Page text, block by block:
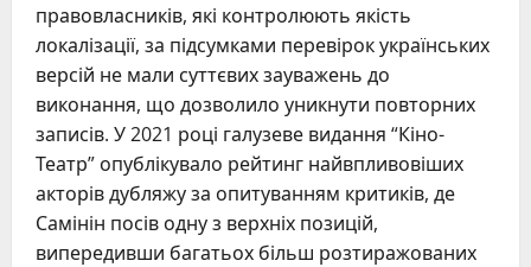
правовласників, які контролюють якість
локалізації, за підсумками перевірок українських
версій не мали суттєвих зауважень до
виконання, що дозволило уникнути повторних
записів. У 2021 році галузеве видання “Кіно-
Театр” опублікувало рейтинг найвпливовіших
акторів дубляжу за опитуванням критиків, де
Самінін посів одну з верхніх позицій,
випередивши багатьох більш розтиражованих